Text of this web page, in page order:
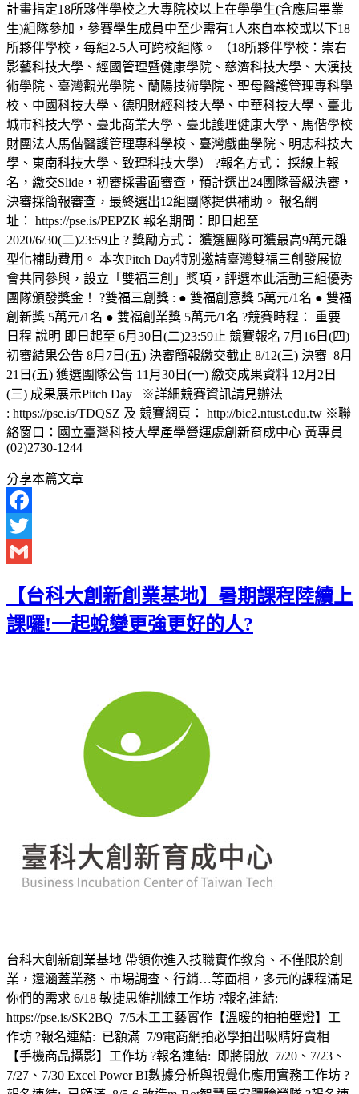
計畫指定18所夥伴學校之大專院校以上在學學生(含應屆畢業
生)組隊參加，參賽學生成員中至少需有1人來自本校或以下18
所夥伴學校，每組2-5人可跨校組隊。 （18所夥伴學校：崇右
影藝科技大學、經國管理暨健康學院、慈濟科技大學、大漢技
術學院、臺灣觀光學院、蘭陽技術學院、聖母醫護管理專科學
校、中國科技大學、德明財經科技大學、中華科技大學、臺北
城市科技大學、臺北商業大學、臺北護理健康大學、馬偕學校
財團法人馬偕醫護管理專科學校、臺灣戲曲學院、明志科技大
學、東南科技大學、致理科技大學） ?報名方式： 採線上報
名，繳交Slide，初審採書面審查，預計選出24團隊晉級決審，
決審採簡報審查，最終選出12組團隊提供補助。 報名網
址： https://pse.is/PEPZK 報名期間：即日起至
2020/6/30(二)23:59止 ? 獎勵方式： 獲選團隊可獲最高9萬元雛
型化補助費用。 本次Pitch Day特別邀請臺灣雙福三創發展協
會共同參與，設立「雙福三創」獎項，評選本此活動三組優秀
團隊頒發獎金！ ?雙福三創獎 : ● 雙福創意獎 5萬元/1名 ● 雙福
創新獎 5萬元/1名 ● 雙福創業獎 5萬元/1名 ?競賽時程： 重要
日程 說明 即日起至 6月30日(二)23:59止 競賽報名 7月16日(四)
初審結果公告 8月7日(五) 決審簡報繳交截止 8/12(三) 決審 8月
21日(五) 獲選團隊公告 11月30日(一) 繳交成果資料 12月2日
(三) 成果展示Pitch Day ※詳細競賽資訊請見辦法
: https://pse.is/TDQSZ 及 競賽網頁： http://bic2.ntust.edu.tw ※聯
絡窗口：國立臺灣科技大學產學營運處創新育成中心 黃專員
(02)2730-1244
分享本篇文章
Facebook
Twitter
【台科大創新創業基地】暑期課程陸續上
課囉!一起蛻變更強更好的人?
台科大創新創業基地 帶領你進入技職實作教育、不僅限於創
業，還涵蓋業務、市場調查、行銷…等面相，多元的課程滿足
你們的需求 6/18 敏捷思維訓練工作坊 ?報名連結:
https://pse.is/SK2BQ 7/5木工工藝實作【溫暖的拍拍壁燈】工
作坊 ?報名連結: 已額滿 7/9電商網拍必學拍出吸睛好賣相
【手機商品攝影】工作坊 ?報名連結: 即將開放 7/20、7/23、
7/27、7/30 Excel Power BI數據分析與視覺化應用實務工作坊 ?